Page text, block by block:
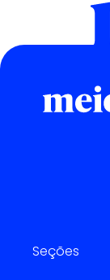
Seções